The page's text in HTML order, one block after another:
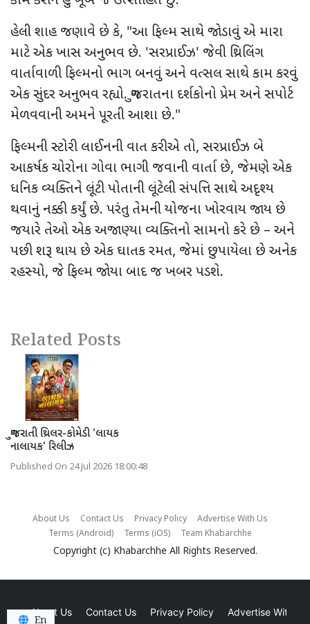
હેલી શાહ જણાવે છે કે, "આ ફિલ્મ સાથે જોડાવું એ મારા
માટે એક ખાસ અનુભવ છે. 'સરપ્રાઈઝ' જેવી થ્રિલિંગ
વાર્તાવાળી ફિલ્મનો ભાગ બનવું અને વત્સલ સાથે કામ કરવું
એક સુંદર અનુભવ રહ્યો. ગુજરાતના દર્શકોનો પ્રેમ અને સપોર્ટ
મેળવવાની અમને પૂરતી આશા છે."
ફિલ્મની સ્ટોરી લાઈનની વાત કરીએ તો, સરપ્રાઈઝ બે
આકર્ષક ચોરોના ગોવા ભાગી જવાની વાર્તા છે, જેમણે એક
ધનિક વ્યક્તિને લૂંટી પોતાની લૂંટેલી સંપત્તિ સાથે અદૃશ્ય
થવાનું નક્કી કર્યું છે. પરંતુ તેમની યોજના ખોરવાય જાય છે
જયારે તેઓ એક અજાણ્યા વ્યક્તિનો સામનો કરે છે – અને
પછી શરૂ થાય છે એક ઘાતક રમત, જેમાં છુપાયેલા છે અનેક
રહસ્યો, જે ફિલ્મ જોયા બાદ જ ખબર પડશે.
Related Posts
ગુજરાતી થ્રિલર-કોમેડી 'લાયક
નાલાયક' રિલીઝ
Published On 24 Jul 2026 18:00:48
About Us Contact Us Privacy Policy
Advertise With Us
Terms (Android)
Terms (iOS) Team Khabarchhe
Copyright (c) Khabarchhe All Rights Reserved.
About Us Contact Us Privacy Policy Advertise With Us
En